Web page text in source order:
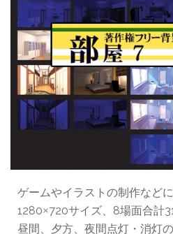
ゲームやイラストの制作など
1280×720サイズ、8場面合計
昼間、夕方、夜間点灯・消灯